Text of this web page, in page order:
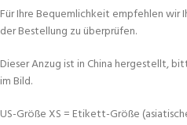
Für Ihre Bequemlichkeit empfehlen
der Bestellung zu überprüfen.
Dieser Anzug ist in China hergestellt,
im Bild.
US-Größe XS = Etikett-Größe